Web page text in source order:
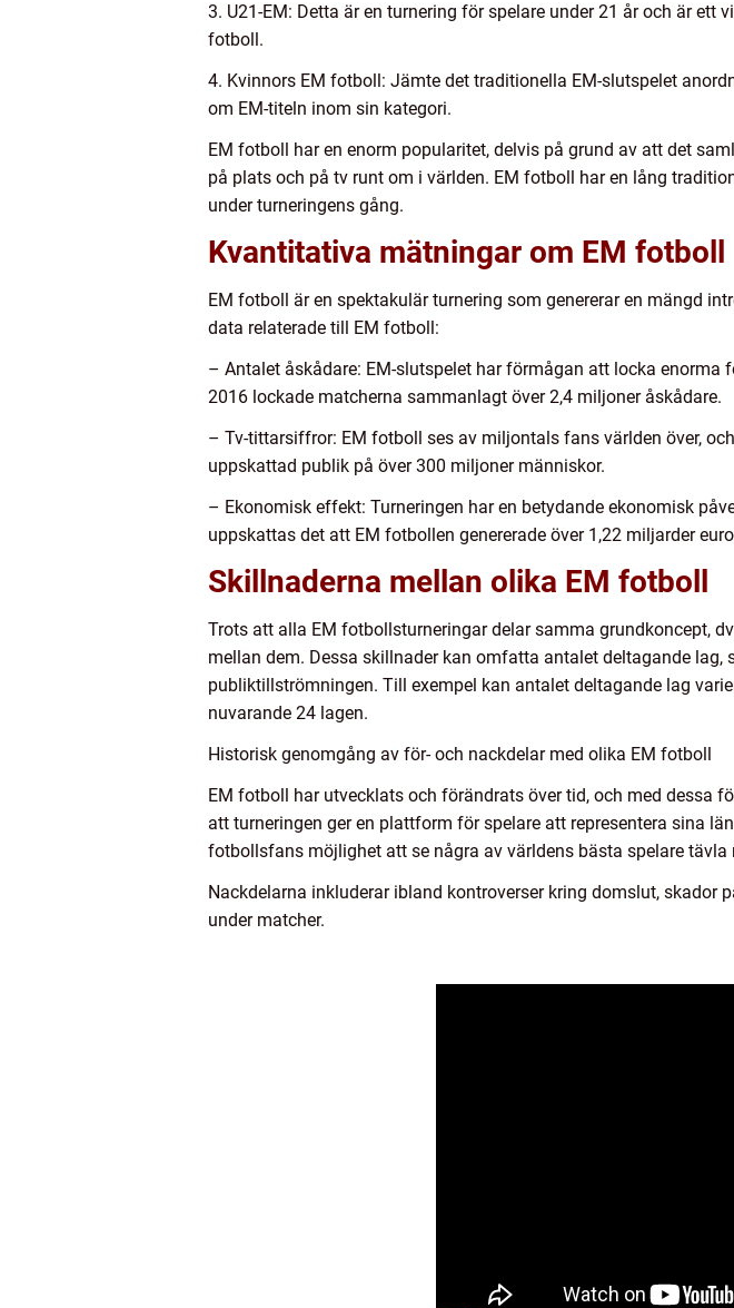
3. U21-EM: Detta är en turnering för spelare under 21 år och är
fotboll.
4. Kvinnors EM fotboll: Jämte det traditionella EM-slutspelet
om EM-titeln inom sin kategori.
EM fotboll har en enorm popularitet, delvis på grund av att det
på plats och på tv runt om i världen. EM fotboll har en lång
under turneringens gång.
Kvantitativa mätningar om EM fotboll
EM fotboll är en spektakulär turnering som genererar en mängd
data relaterade till EM fotboll:
– Antalet åskådare: EM-slutspelet har förmågan att locka
2016 lockade matcherna sammanlagt över 2,4 miljoner åskådare.
– Tv-tittarsiffror: EM fotboll ses av miljontals fans världen över,
uppskattad publik på över 300 miljoner människor.
– Ekonomisk effekt: Turneringen har en betydande ekonomisk
uppskattas det att EM fotbollen genererade över 1,22 miljarder
Skillnaderna mellan olika EM fotboll
Trots att alla EM fotbollsturneringar delar samma grundkoncept,
mellan dem. Dessa skillnader kan omfatta antalet deltagande
publiktillströmningen. Till exempel kan antalet deltagande lag
nuvarande 24 lagen.
Historisk genomgång av för- och nackdelar med olika EM fotboll
EM fotboll har utvecklats och förändrats över tid, och med dessa
att turneringen ger en plattform för spelare att representera sina
fotbollsfans möjlighet att se några av världens bästa spelare tävla
Nackdelarna inkluderar ibland kontroverser kring domslut,
under matcher.